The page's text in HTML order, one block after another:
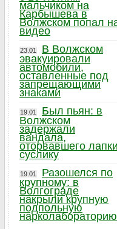
мальчиком на
Карбышева в
Волжском попал
видео
23.01
В Волжском
эвакуировали
автомобили,
оставленные под
запрещающими
знаками
19.01
Был пьян: в
Волжском
задержали
вандала,
оторвавшего лапки
суслику
19.01
Разошелся по
крупному: в
Волгограде
накрыли крупную
подпольную
нарколабораторию